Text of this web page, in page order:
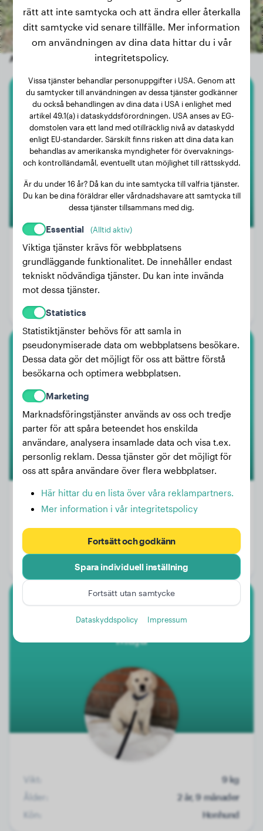
Andra slumpmässiga hundar
Malinois
V-Hoosgor
Vikt:
21 kg
Ålder:
Kön:
Toypudel
Vikt:
2 kg
Golden Retriever
Maja
Vikt:
9 kg
Ålder:
2 år, 9 månader
Kön:
Honhund
rätt att inte samtycka och att ändra eller återkalla
ditt samtycke vid senare tillfälle. Mer information
om användningen av dina data hittar du i vår
integritetspolicy.
Vissa tjänster behandlar personuppgifter i USA. Genom att
du samtycker till användningen av dessa tjänster godkänner
du också behandlingen av dina data i USA i enlighet med
artikel 49.1(a) i dataskyddsförordningen. USA anses av EG-
domstolen vara ett land med otillräcklig nivå av dataskydd
enligt EU-standarder. Särskilt finns risken att dina data kan
behandlas av amerikanska myndigheter för övervaknings-
och kontrolländamål, eventuellt utan möjlighet till rättsskydd.
Är du under 16 år? Då kan du inte samtycka till valfria tjänster.
Du kan be dina föräldrar eller vårdnadshavare att samtycka till
dessa tjänster tillsammans med dig.
Essential (Alltid aktiv)
Viktiga tjänster krävs för webbplatsens
grundläggande funktionalitet. De innehåller endast
tekniskt nödvändiga tjänster. Du kan inte invända
mot dessa tjänster.
Statistics
Statistiktjänster behövs för att samla in
pseudonymiserade data om webbplatsens besökare.
Dessa data gör det möjligt för oss att bättre förstå
besökarna och optimera webbplatsen.
Marketing
Marknadsföringstjänster används av oss och tredje
parter för att spåra beteendet hos enskilda
användare, analysera insamlade data och visa t.ex.
personlig reklam. Dessa tjänster gör det möjligt för
oss att spåra användare över flera webbplatser.
Här hittar du en lista över våra reklampartners.
Mer information i vår integritetspolicy
Fortsätt och godkänn
Spara individuell inställning
Fortsätt utan samtycke
Dataskyddspolicy Impressum